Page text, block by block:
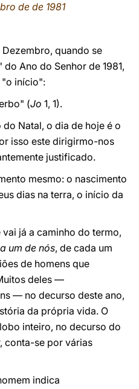
de de 1981
Dezembro, quando se
Ano do Senhor de 1981,
"o início":
(Jo 1, 1).
Natal, o dia de hoje é o
isso este dirigirmo-nos
justificado.
mesmo: o nascimento
dias na terra, o início da
vai já a caminho do termo,
um de nós, de cada um
de homens que
deles —
— no decurso deste ano,
da própria vida. O
inteiro, no decurso do
conta-se por várias
indica